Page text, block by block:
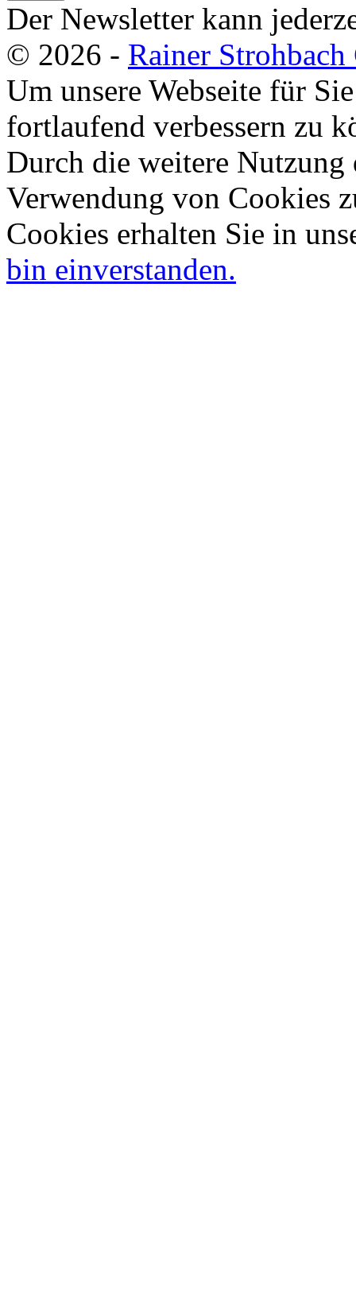
Der Newsletter kann
© 2026 - Rainer
Um unsere Webseite für
fortlaufend verbessern zu
Durch die weitere Nutzung
Verwendung von Cookies
Cookies erhalten Sie in
bin einverstanden.